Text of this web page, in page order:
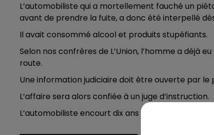
5h00 - 6h00
LE BEST OF DE LA FAMILLE
L’automobiliste qui a mortellement fauché un
avant de prendre la fuite, a donc été interpellé
Il avait consommé alcool et produits stupéfiants.
Selon nos confrères de L’Union, l’homme a déjà
route.
Une information judiciaire doit être ouverte par le
L’affaire sera alors confiée à un juge d’instruction.
L’automobiliste encourt dix ans de prison.